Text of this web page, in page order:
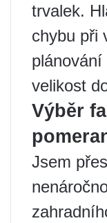
trvalek.
chybu při
velikost
Výběr
Jsem